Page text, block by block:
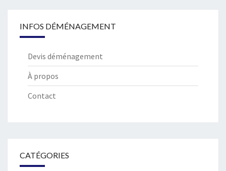
INFOS DÉMÉNAGEMENT
Devis déménagement
À propos
Contact
CATÉGORIES